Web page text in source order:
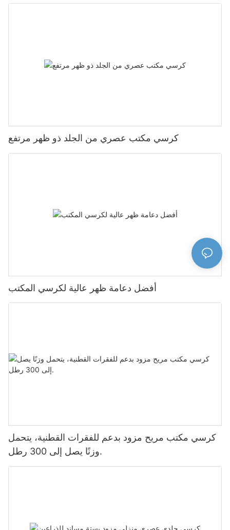
كرسي مكتب عصري من الجلد ذو ظهر مرتفع
أفضل دعامة ظهر عالية لكرسي المكتب
كرسي مكتب مريح مزود بدعم للفقرات القطنية، يتحمل
وزنًا يصل إلى 300 رطل.